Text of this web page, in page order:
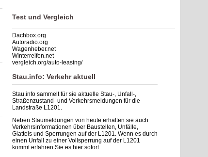
Test und Vergleich
Dachbox.org
Autoradio.org
Wagenheber.net
Winterreifen.net
vergleich.org/auto-leasing/
Stau.info: Verkehr aktuell
Stau.info sammelt für sie aktuelle Stau-, Unfall-,
Straßenzustand- und Verkehrsmeldungen für die
Landstraße L1201.
Neben Staumeldungen von heute erhalten sie auch
Verkehrsinformationen über Baustellen, Unfälle,
Glatteis und Sperrungen auf der L1201. Wenn es durch
einen Unfall zu einer Vollsperrung auf der L1201
kommt erfahren Sie es hier sofort.